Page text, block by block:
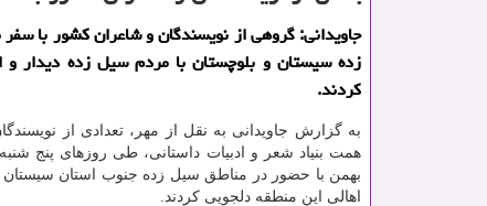
جاویدانی: گروهی از نویسندگان و شاعران كشور با
زده سیستان و بلوچستان با مردم سیل زده دیدار و
كردند.
به گزارش جاویدانی به نقل از مهر، تعدادی از
بهمن با حضور در مناطق سیل زده جنوب استان سیستان
اهالی این منطقه دلجویی كردند.